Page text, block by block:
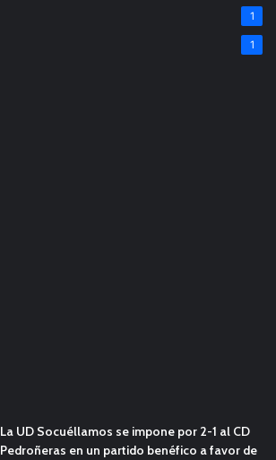
1
1
La UD Socuéllamos se impone por 2-1 al CD
Pedroñeras en un partido benéfico a favor de